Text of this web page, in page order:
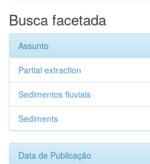
Busca facetada
Assunto
Partial extraction
Sedimentos fluviais
Sediments
Data de Publicação